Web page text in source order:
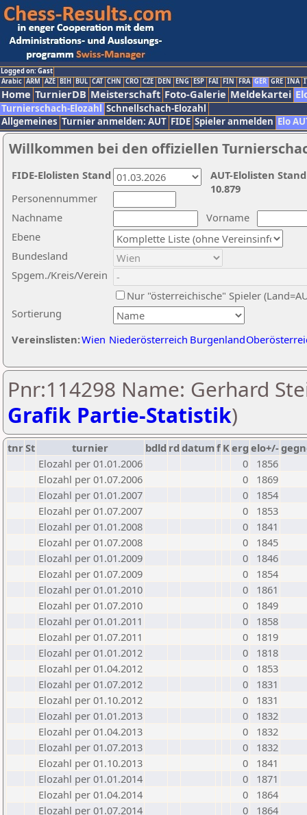
Logged on: Gast
Arabic ARM AZE BIH BUL CAT CHN CRO CZE DEN ENG ESP FAI FIN FRA GER GRE INA
Home TurnierDB Meisterschaft Foto-Galerie Meldekartei
Turnierschach-Elozahl Schnellschach-Elozahl
Allgemeines Turnier anmelden: AUT FIDE Spieler anmelden Elo
Willkommen bei den offiziellen
Nachname
Vorname
Ebene
Sortierung
Personennummer
Bundesland
Spgem./Kreis/Verein
Nur "österreichische" Spieler
Vereinslisten:Wien Niederösterreich Burgenland
AUT-Elolisten
10.879
FIDE-Elolisten Stand
Pnr:114298 Name: Gerhard
Grafik Partie-Statistik)
tnrSt turnier bdld rd datumf Kerg elo+/-
Elozahl per 01.01.2006
0
1856
Elozahl per 01.07.2006
0
1869
Elozahl per 01.01.2007
0
1854
Elozahl per 01.07.2007
0
1853
Elozahl per 01.01.2008
0
1841
Elozahl per 01.07.2008
0
1845
Elozahl per 01.01.2009
0
1846
Elozahl per 01.07.2009
0
1854
Elozahl per 01.01.2010
0
1861
Elozahl per 01.07.2010
0
1849
Elozahl per 01.01.2011
0
1858
Elozahl per 01.07.2011
0
1819
Elozahl per 01.01.2012
0
1818
Elozahl per 01.04.2012
0
1853
Elozahl per 01.07.2012
0
1831
Elozahl per 01.10.2012
0
1831
Elozahl per 01.01.2013
0
1832
Elozahl per 01.04.2013
0
1832
Elozahl per 01.07.2013
0
1832
Elozahl per 01.10.2013
0
1841
Elozahl per 01.01.2014
0
1871
Elozahl per 01.04.2014
0
1864
Elozahl per 01.07.2014
0
1864